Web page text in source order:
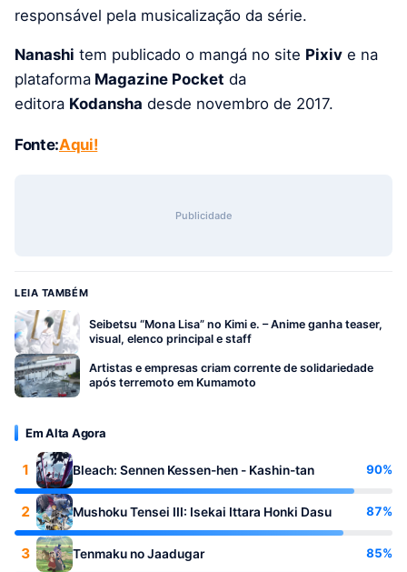
responsável pela musicalização da série.
Nanashi tem publicado o mangá no site Pixiv e na
plataforma Magazine Pocket da
editora Kodansha desde novembro de 2017.
Fonte:Aqui!
Publicidade
LEIA TAMBÉM
Seibetsu “Mona Lisa” no Kimi e. – Anime ganha teaser,
visual, elenco principal e staff
Artistas e empresas criam corrente de solidariedade
após terremoto em Kumamoto
Em Alta Agora
1 Bleach: Sennen Kessen-hen - Kashin-tan 90%
2 Mushoku Tensei III: Isekai Ittara Honki Dasu 87%
3 Tenmaku no Jaadugar 85%